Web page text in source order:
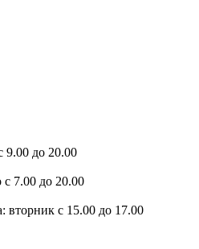
9.00 до 20.00
7.00 до 20.00
вторник с 15.00 до 17.00